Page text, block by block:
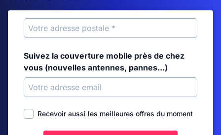
Suivez la couverture mobile près de chez
vous (nouvelles antennes, pannes...)
Recevoir aussi les meilleures offres du moment